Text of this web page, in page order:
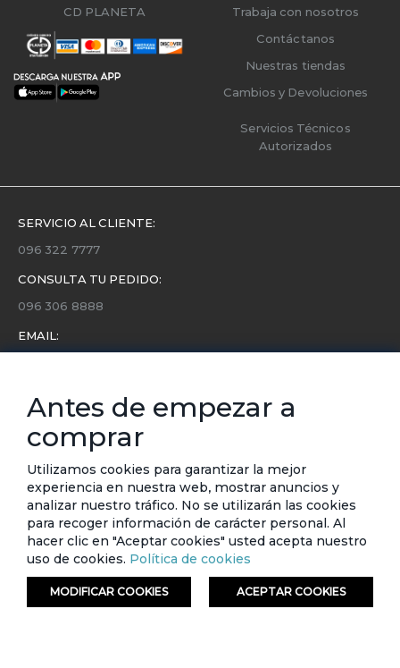
CD PLANETA
Trabaja con nosotros
Contáctanos
Nuestras tiendas
Cambios y Devoluciones
Servicios Técnicos
Autorizados
SERVICIO AL CLIENTE:
096 322 7777
CONSULTA TU PEDIDO:
096 306 8888
EMAIL:
Conoce toda la información sobre últimas colecciones,
eventos y ofertas.
Subscríbete a nuestro newsletter
SUSCRIBIRSE
© ETAFASHION 2023. Todos los derechos reservados.
Antes de empezar a
comprar
Utilizamos cookies para garantizar la mejor
experiencia en nuestra web, mostrar anuncios y
analizar nuestro tráfico. No se utilizarán las cookies
para recoger información de carácter personal. Al
hacer clic en "Aceptar cookies" usted acepta nuestro
uso de cookies. Política de cookies
MODIFICAR COOKIES ACEPTAR COOKIES